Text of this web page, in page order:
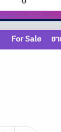
For Sale ข